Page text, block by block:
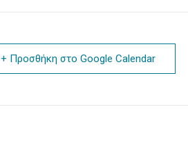
+ Προσθήκη στο Google Calendar